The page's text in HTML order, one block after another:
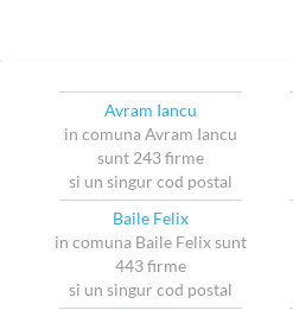
Avram Iancu
in comuna Avram Iancu
sunt 243 firme
si un singur cod postal
Baile Felix
in comuna Baile Felix sunt
443 firme
si un singur cod postal